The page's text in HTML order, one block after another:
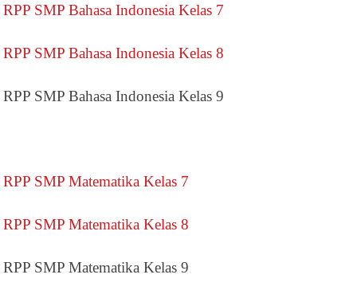
RPP SMP Bahasa Indonesia Kelas 7
RPP SMP Bahasa Indonesia Kelas 8
RPP SMP Bahasa Indonesia Kelas 9
RPP SMP Matematika Kelas 7
RPP SMP Matematika Kelas 8
RPP SMP Matematika Kelas 9